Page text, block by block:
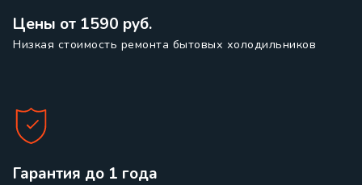
Цены от 1590 руб.
Низкая стоимость ремонта бытовых холодильников
Гарантия до 1 года